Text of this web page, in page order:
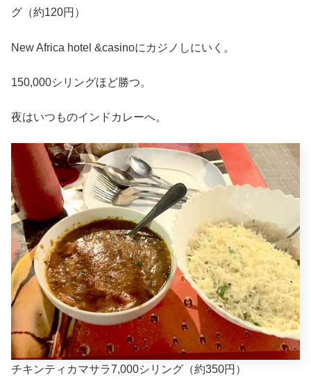
グ（約120円）
New Africa hotel &casinoにカジノしにいく。
150,000シリングほど勝つ。
夜はいつものインドカレーへ。
チキンティカマサラ7,000シリング（約350円）